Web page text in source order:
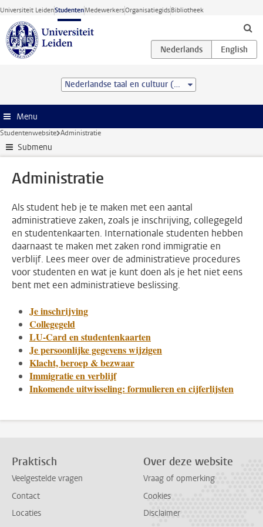
Ga direct naar de inhoud
Universiteit LeidenStudentenMedewerkersOrganisatiegidsBibliotheek
Nederlandse taal en cultuur (BA)
Menu
Studentenwebsite Administratie
Submenu
Administratie
Als student heb je te maken met een aantal
administratieve zaken, zoals je inschrijving, collegegeld
en studentenkaarten. Internationale studenten hebben
daarnaast te maken met zaken rond immigratie en
verblijf. Lees meer over de administratieve procedures
voor studenten en wat je kunt doen als je het niet eens
bent met een administratieve beslissing.
Je inschrijving
Collegegeld
LU-Card en studentenkaarten
Je persoonlijke gegevens wijzigen
Klacht, beroep & bezwaar
Immigratie en verblijf
Inkomende uitwisseling: formulieren en cijferlijsten
Praktisch
Veelgestelde vragen
Contact
Locaties
Over deze website
Vraag of opmerking
Cookies
Disclaimer